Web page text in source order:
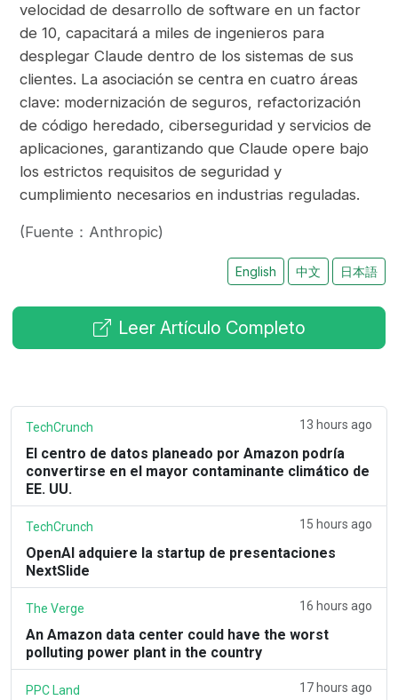
velocidad de desarrollo de software en un factor
de 10, capacitará a miles de ingenieros para
desplegar Claude dentro de los sistemas de sus
clientes. La asociación se centra en cuatro áreas
clave: modernización de seguros, refactorización
de código heredado, ciberseguridad y servicios de
aplicaciones, garantizando que Claude opere bajo
los estrictos requisitos de seguridad y
cumplimiento necesarios en industrias reguladas.
(Fuente：Anthropic)
English 中文 日本語
Leer Artículo Completo
TechCrunch 13 hours ago
El centro de datos planeado por Amazon podría
convertirse en el mayor contaminante climático de
EE. UU.
TechCrunch 15 hours ago
OpenAI adquiere la startup de presentaciones
NextSlide
The Verge 16 hours ago
An Amazon data center could have the worst
polluting power plant in the country
PPC Land 17 hours ago